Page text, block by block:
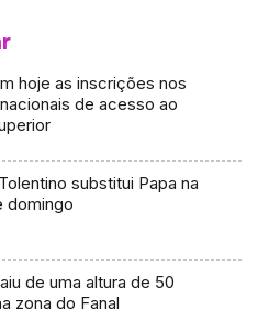
hoje as inscrições nos
de acesso ao
substitui Papa na
domingo
de uma altura de 50
zona do Fanal